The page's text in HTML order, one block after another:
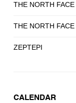
THE NORTH FACE
THE NORTH
ZEPTEPI
CALENDAR